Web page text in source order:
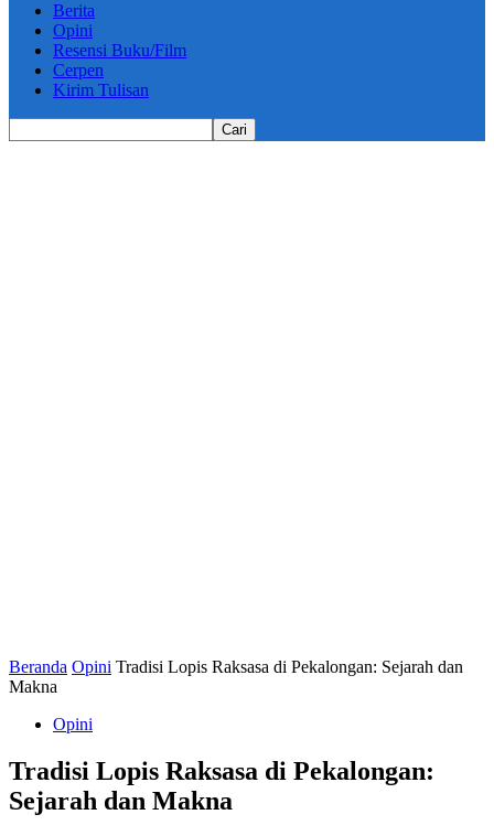
Berita
Opini
Resensi Buku/Film
Cerpen
Kirim Tulisan
Beranda Opini Tradisi Lopis Raksasa di Pekalongan: Sejarah dan
Makna
Opini
Tradisi Lopis Raksasa di Pekalongan:
Sejarah dan Makna